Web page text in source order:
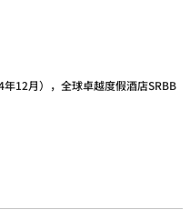
12月），全球卓越度假酒店SRBB